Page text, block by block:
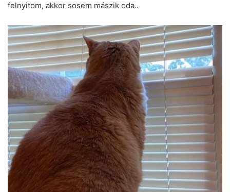
felnyitom, akkor sosem mászik oda..